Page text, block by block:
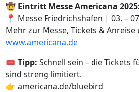
🤠 Eintritt Messe Americana 2025:
📍 Messe Friedrichshafen | 03. –
Mehr zur Messe, Tickets & Anreise
www.americana.de
🎟️ Tipp: Schnell sein – die Tickets
sind streng limitiert.
👉 americana.de/bluebird